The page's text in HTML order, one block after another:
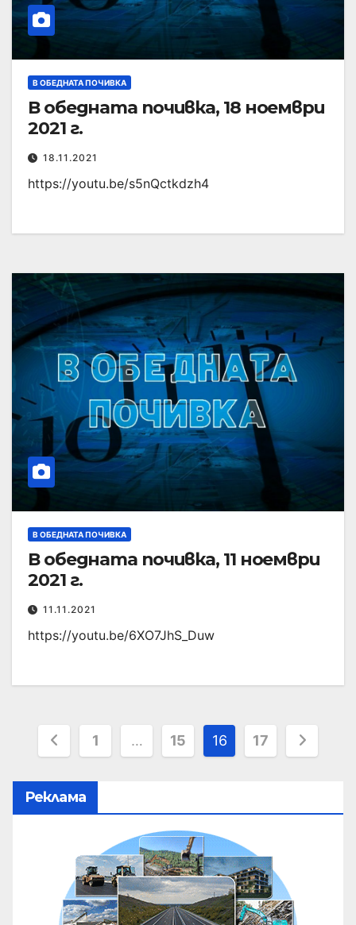
В ОБЕДНАТА ПОЧИВКА
В обедната почивка, 18 ноември
2021 г.
18.11.2021
https://youtu.be/s5nQctkdzh4
В ОБЕДНАТА ПОЧИВКА
В обедната почивка, 11 ноември
2021 г.
11.11.2021
https://youtu.be/6XO7JhS_Duw
1 … 15 16 17
Реклама